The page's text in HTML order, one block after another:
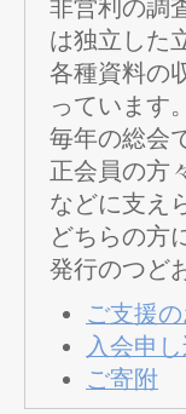
非営利の調
は独立した
各種資料の
っています。
毎年の総会
正会員の方
などに支え
どちらの方
発行のつど
ご支援
入会申
ご寄附